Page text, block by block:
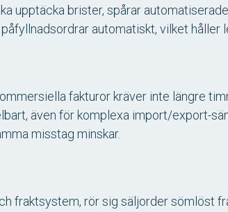
upptäcka brister, spårar
automatiskt, vilket håller
fakturor kräver inte längre
även för komplexa import/export-
misstag minskar.
fraktsystem, rör sig säljorder sömlöst